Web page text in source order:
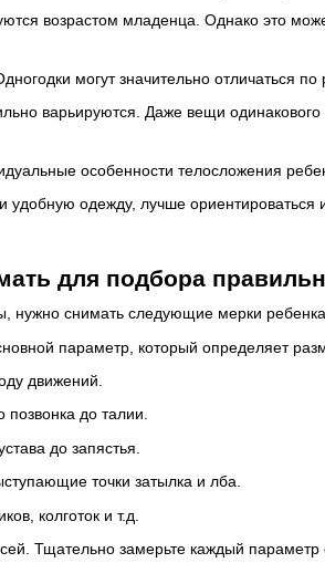
возрастом младенца. Однако это
могут значительно отличаться по
варьируются. Даже вещи
особенности телосложения
одежду, лучше ориентироваться
для подбора
нужно снимать следующие мерки
параметр, который определяет
движений.
позвонка до талии.
до запястья.
точки затылка и лба.
колготок и т.д.
Тщательно замерьте каждый